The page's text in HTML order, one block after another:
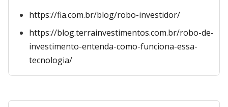
https://fia.com.br/blog/robo-investidor/
https://blog.terrainvestimentos.com.br/robo-de-
investimento-entenda-como-funciona-essa-
tecnologia/